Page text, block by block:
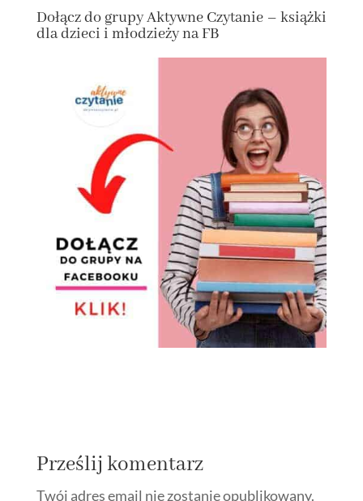
Dołączdo grupyAktywne Czytanie – książki
dla dzieci i młodzieży na FB
Prześlij komentarz
Twój adres email nie zostanie opublikowany.